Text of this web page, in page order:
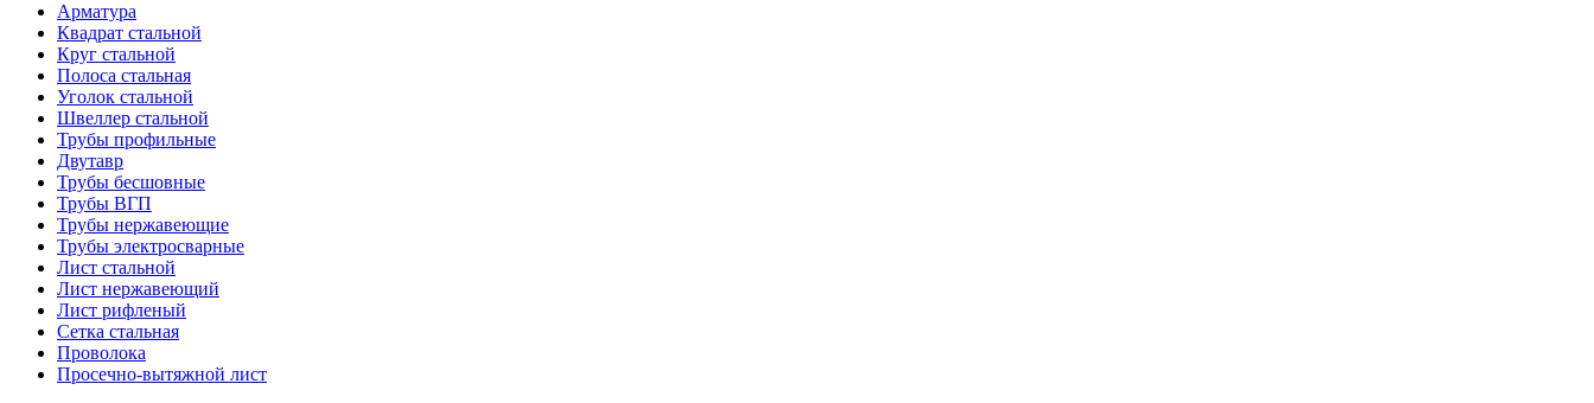
Арматура
Квадрат стальной
Круг стальной
Полоса стальная
Уголок стальной
Швеллер стальной
Трубы профильные
Двутавр
Трубы бесшовные
Трубы ВГП
Трубы нержавеющие
Трубы электросварные
Лист стальной
Лист нержавеющий
Лист рифленый
Сетка стальная
Проволока
Просечно-вытяжной лист